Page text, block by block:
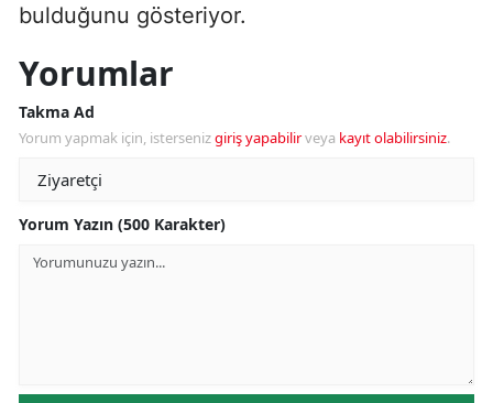
bulduğunu gösteriyor.
Yorumlar
Takma Ad
Yorum yapmak için, istersenizgiriş yapabilirveya kayıt olabilirsiniz.
Yorum Yazın (500 Karakter)